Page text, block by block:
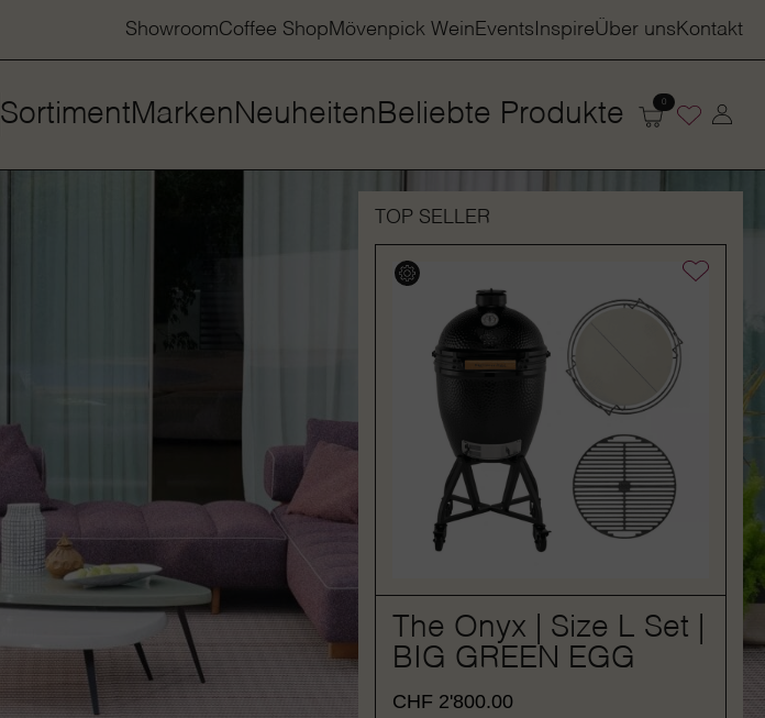
ShowroomCoffee Shop Mövenpick Wein Events InspireÜber uns Kontakt
SortimentMarken Neuheiten Beliebte Produkte 0
TOP SELLER
The Onyx | Size L Set |
BIG GREEN EGG
CHF 2'800.00